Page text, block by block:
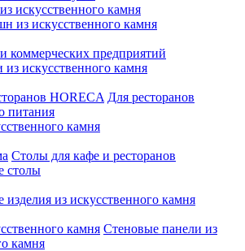
искусственного камня
из искусственного камня
коммерческих предприятий
из искусственного камня
HORECA Для ресторанов
питания
камня
Столы для кафе и ресторанов
столы
из искусственного камня
камня Стеновые панели из
камня